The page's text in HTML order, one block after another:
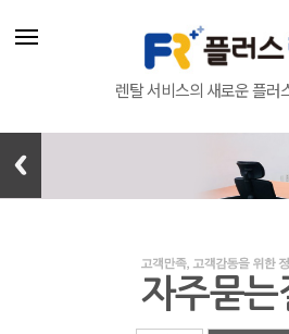
렌탈 서비스의 새로운 플러
자주묻는